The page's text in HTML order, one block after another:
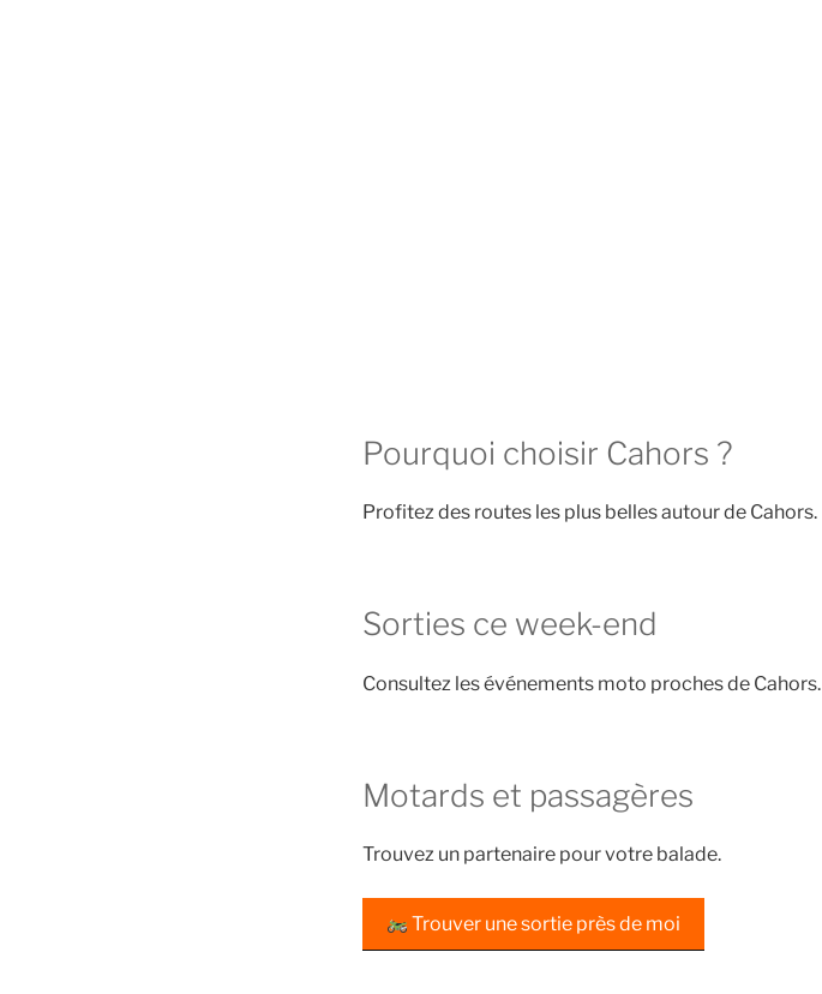
Pourquoi choisir Cahors ?
Profitez des routes les plus belles autour de Cahors.
Sorties ce week-end
Consultez les événements moto proches de Cahors.
Motards et passagères
Trouvez un partenaire pour votre balade.
Trouver une sortie près de moi